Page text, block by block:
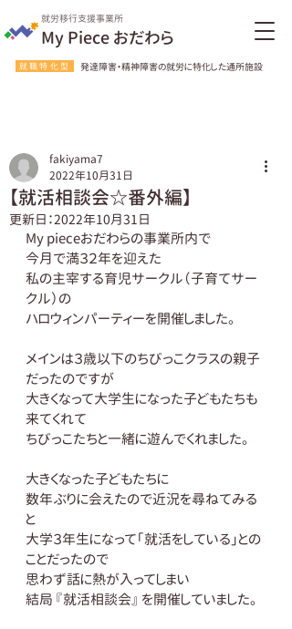
就労移行支援事業所
My Piece おだわら
就職特化型 発達障害・精神障害の就労に特化した通所施設
【就活相談会☆番外編】
fakiyama7
2022年10月31日
更新日：2022年10月31日
My pieceおだわらの事業所内で
今月で満３２年を迎えた
私の主宰する育児サークル（子育てサー
クル）の
ハロウィンパーティーを開催しました。
メインは３歳以下のちびっこクラスの親子
だったのですが
大きくなって大学生になった子どもたちも
来てくれて
ちびっこたちと一緒に遊んでくれました。
大きくなった子どもたちに
数年ぶりに会えたので近況を尋ねてみる
と
大学３年生になって「就活をしている」との
ことだったので
思わず話に熱が入ってしまい
結局 『就活相談会』 を開催していました。